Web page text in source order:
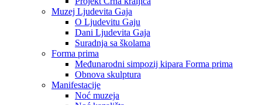
Muzej Ljudevita Gaja
O Ljudevitu Gaju
Dani Ljudevita Gaja
Suradnja sa školama
Forma prima
Međunarodni simpozij kipara Forma prima
Obnova skulptura
Manifestacije
Noć muzeja